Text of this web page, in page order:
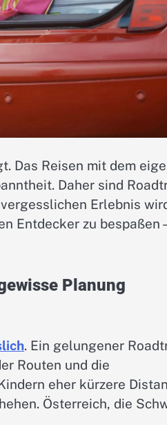
Das Reisen mit dem
Daher sind
Erlebnis
Entdecker zu bespaßen –
Planung
. Ein gelungener
Routen und die
eher kürzere
Österreich, die